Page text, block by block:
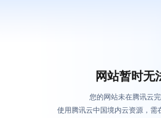
网站暂时无
您的网站未在腾讯云
使用腾讯云中国境内云资源，需